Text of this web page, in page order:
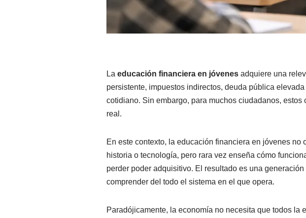
Laeducación financiera en jóvenes adquiere una
persistente, impuestos indirectos, deuda pública
cotidiano. Sin embargo, para muchos ciudadanos,
real.
En este contexto, la educación financiera en jóvenes
historia o tecnología, pero rara vez enseña cómo
perder poder adquisitivo. El resultado es una
comprender del todo el sistema en el que opera.
Paradójicamente, la economía no necesita que todos la